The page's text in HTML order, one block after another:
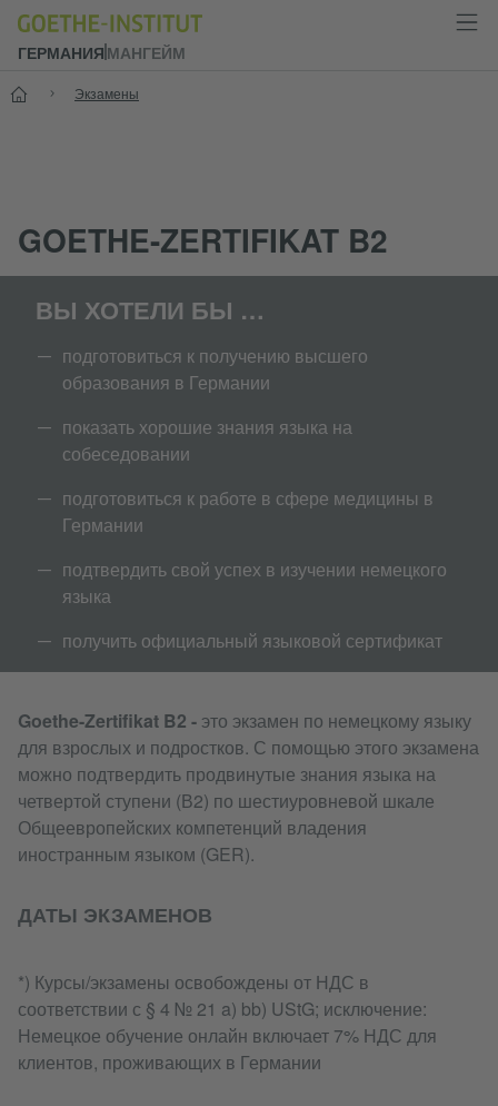
ГЕРМАНИЯ МАНГЕЙМ
--
Экзамены
GOETHE-ZERTIFIKAT B2
ВЫ ХОТЕЛИ БЫ …
подготовиться к получению высшего
образования в Германии
показать хорошие знания языка на
собеседовании
подготовиться к работе в сфере медицины в
Германии
подтвердить свой успех в изучении немецкого
языка
получить официальный языковой сертификат
Goethe-Zertifikat B2 - это экзамен по немецкому языку
для взрослых и подростков. С помощью этого экзамена
можно подтвердить продвинутые знания языка на
четвертой ступени (В2) по шестиуровневой шкале
Общеевропейских компетенций владения
иностранным языком (GER).
ДАТЫ ЭКЗАМЕНОВ
*) Курсы/экзамены освобождены от НДС в
соответствии с § 4 № 21 a) bb) UStG; исключение:
Немецкое обучение онлайн включает 7% НДС для
клиентов, проживающих в Германии